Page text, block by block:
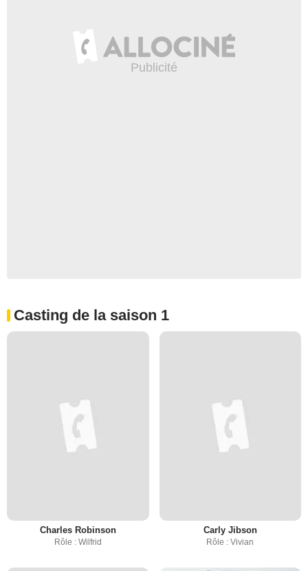
Casting de la saison 1
Charles Robinson
Rôle : Wilfrid
Carly Jibson
Rôle : Vivian